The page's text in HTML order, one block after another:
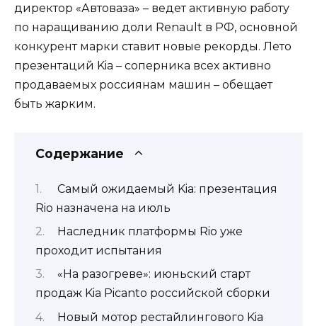
директор «Автоваза» – ведет активную работу
по наращиванию доли Renault в РФ, основной
конкурент марки ставит новые рекорды. Лето
презентаций Kia – соперника всех активно
продаваемых россиянам машин – обещает
быть жарким.
Содержание
Самый ожидаемый Kia: презентация
Rio назначена на июль
Наследник платформы Rio уже
проходит испытания
«На разогреве»: июньский старт
продаж Kia Picanto российской сборки
Новый мотор рестайлингового Kia